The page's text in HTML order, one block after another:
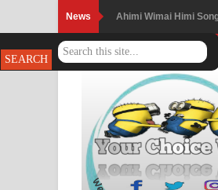
News Ahimi Wimai Himi
විමයි හිමි ගීතයේ පද පෙළ
Mathaka Parana
පාරනා ගීතයේ පද පෙළ
Nimnadhen Song
ගීතයේ පද පෙළ